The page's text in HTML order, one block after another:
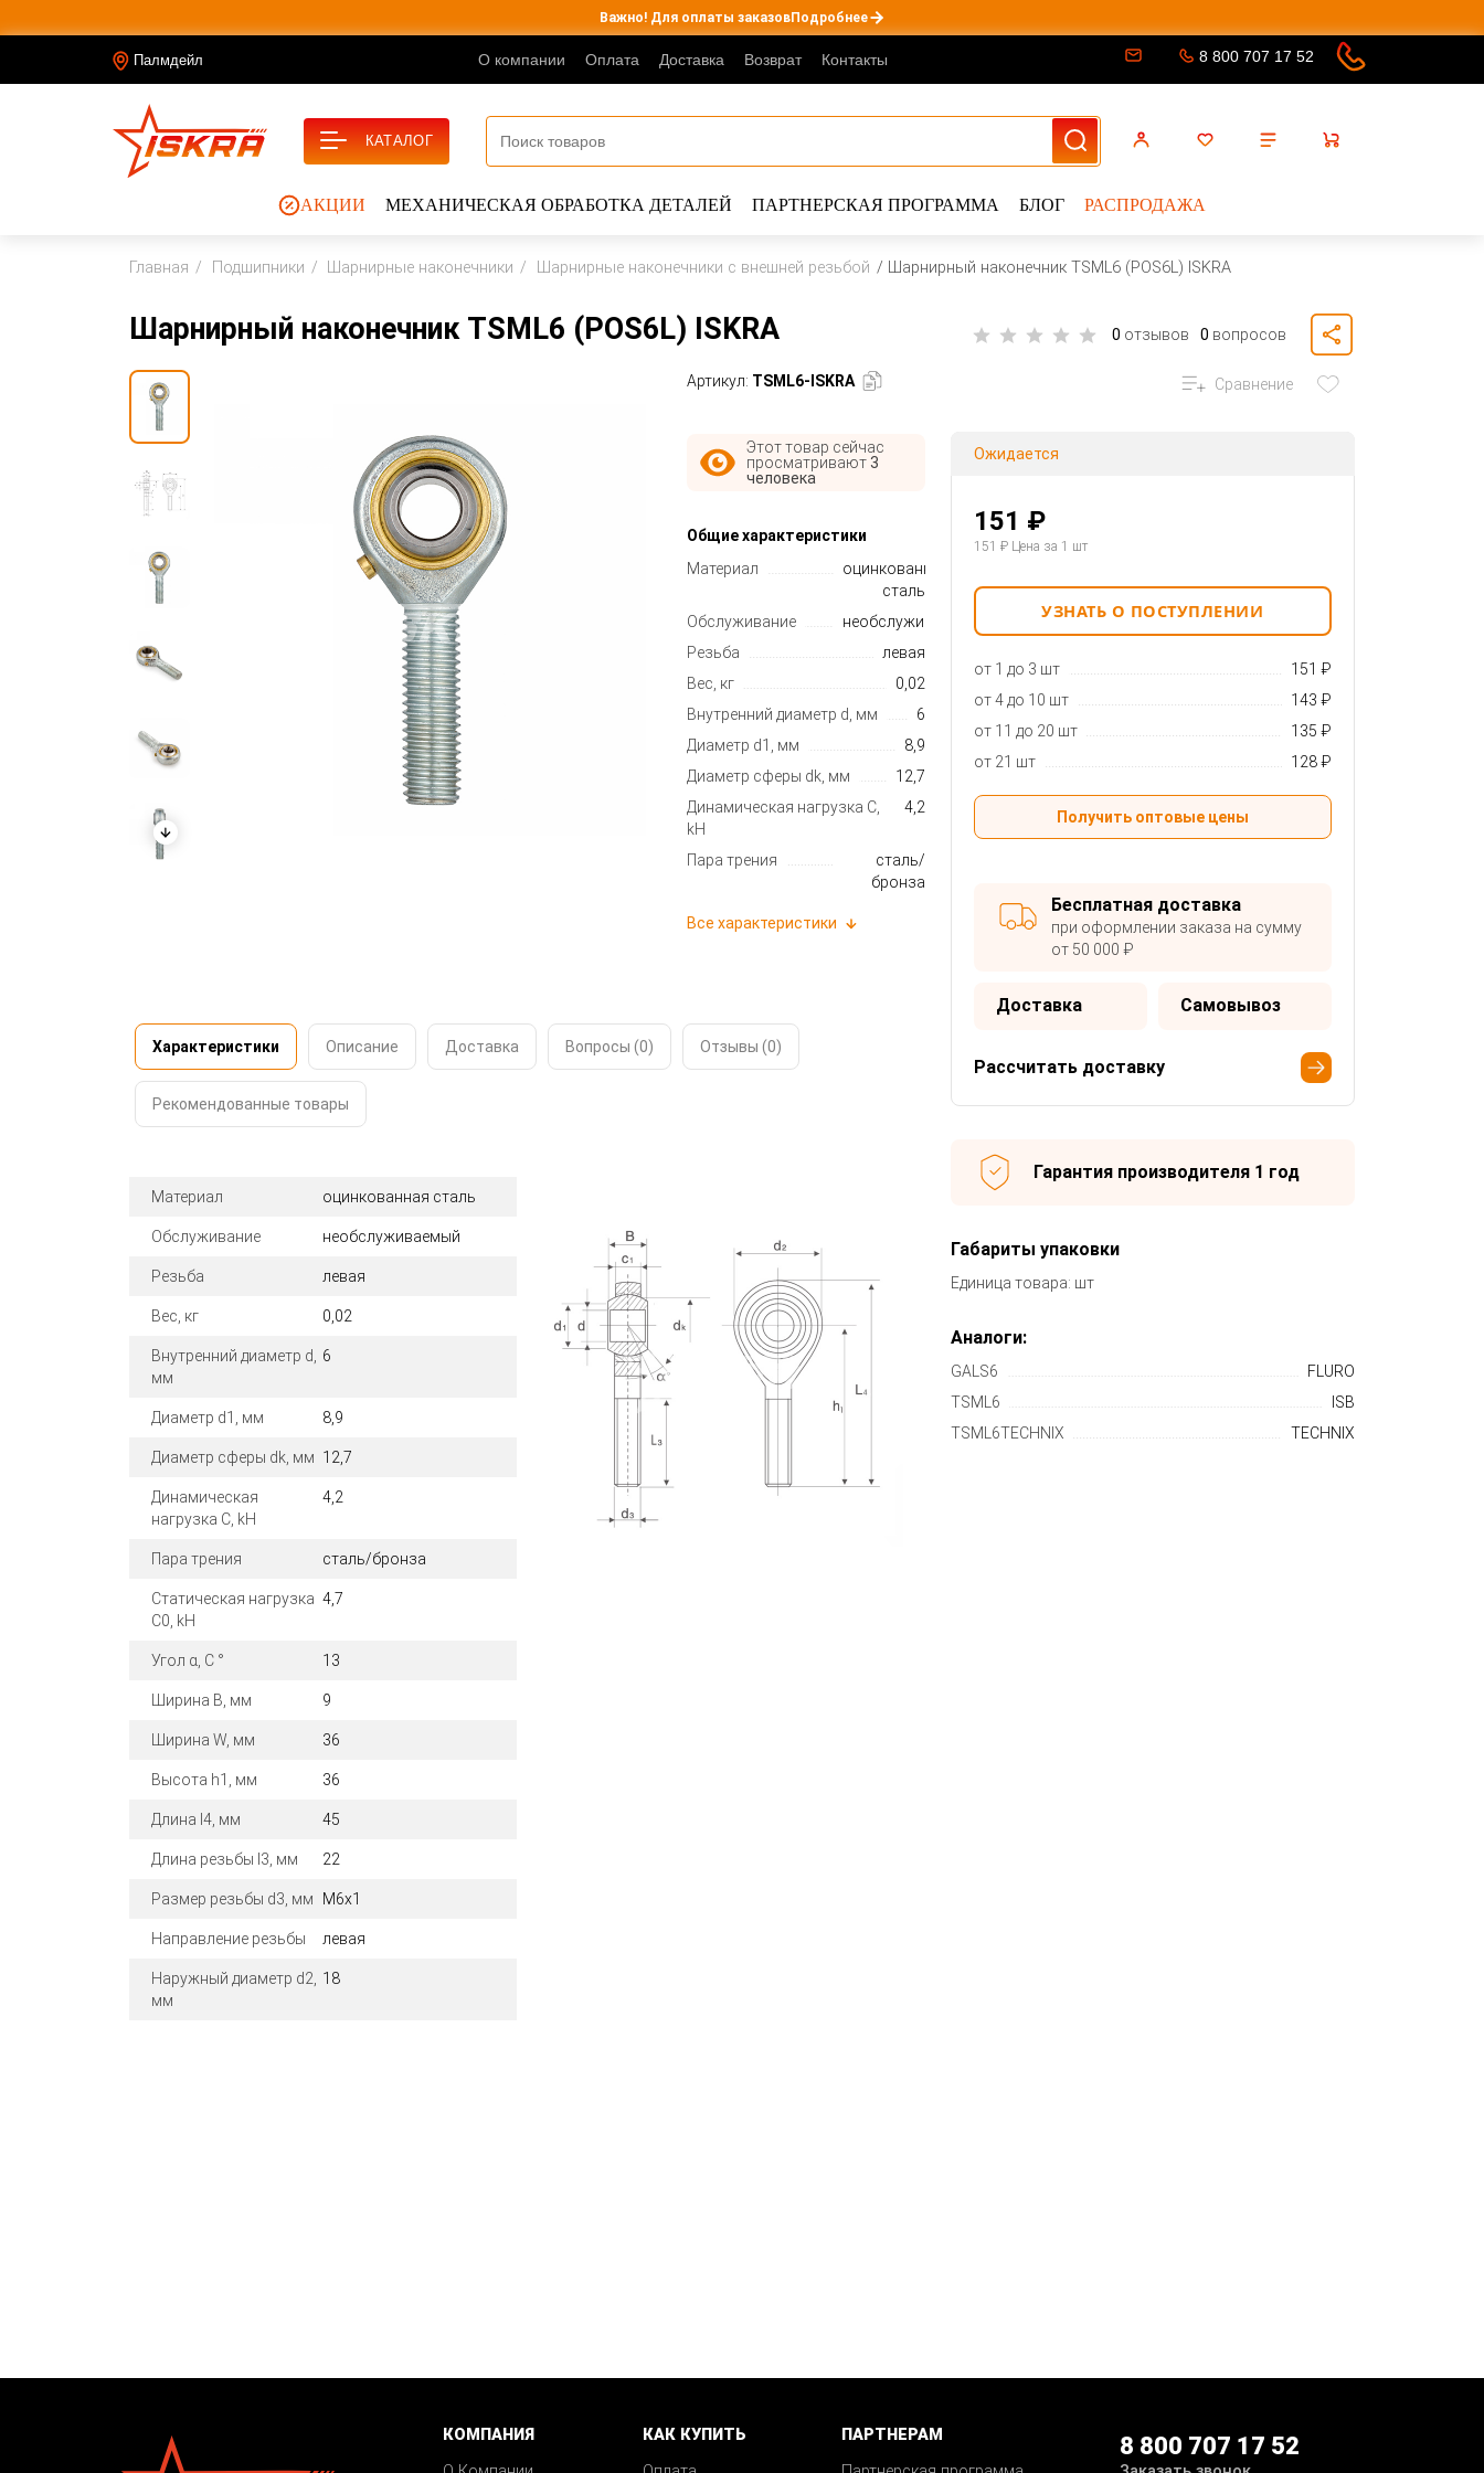
Важно! Для оплаты заказовПодробнее
Палмдейл О компании Оплата Доставка Возврат Контакты 8 800 707 17 52
АКЦИИ МЕХАНИЧЕСКАЯ ОБРАБОТКА ДЕТАЛЕЙ ПАРТНЕРСКАЯ ПРОГРАММА БЛОГ РАСПРОДАЖА
КАТАЛОГ
Главная Подшипники Шарнирные наконечники Шарнирные наконечники с внешней резьбой Шарнирный наконечник TSML6 (POS6L) ISKRA
Шарнирный наконечник TSML6 (POS6L) ISKRA 0 отзывов 0 вопросов
Артикул: TSML6-ISKRA
Этот товар сейчас
просматривают3
человека
Общие характеристики
Материал
оцинкованная
сталь
Обслуживание
необслуживаемый
Резьба
левая
Вес, кг
0,02
Внутренний диаметр d, мм
6
Диаметр d1, мм
8,9
Диаметр сферы dk, мм
12,7
Динамическая нагрузка C,
kН
4,2
Пара трения
сталь/
бронза
Все характеристики
Характеристики Описание Доставка Вопросы (0) Отзывы (0)
Рекомендованные товары
Материал оцинкованная сталь
Обслуживание необслуживаемый
Резьба левая
Вес, кг 0,02
Внутренний диаметр d,
мм
6
Диаметр d1, мм 8,9
Диаметр сферы dk, мм 12,7
Динамическая
нагрузка C, kН
4,2
Пара трения сталь/бронза
Статическая нагрузка
C0, kН
4,7
Угол α, С ° 13
Ширина B, мм 9
Ширина W, мм 36
Высота h1, мм 36
Длина l4, мм 45
Длина резьбы l3, мм 22
Размер резьбы d3, мм M6x1
Направление резьбы левая
Наружный диаметр d2,
мм
18
Сравнение
Ожидается
151 ₽
151 ₽Цена за 1 шт
УЗНАТЬ О ПОСТУПЛЕНИИ
от 1 до 3 шт
151 ₽
от 4 до 10 шт
143 ₽
от 11 до 20 шт
135 ₽
от 21 шт
128 ₽
Получить оптовые цены
Бесплатная доставка
при оформлении заказа на сумму
от 50 000 ₽
Доставка Самовывоз
Рассчитать доставку
Гарантия производителя 1 год
Габариты упаковки
Единица товара: шт
Аналоги:
GALS6
FLURO
TSML6
ISB
TSML6TECHNIX
TECHNIX
КОМПАНИЯ
КАК КУПИТЬ
ПАРТНЕРАМ
8 800 707 17 52